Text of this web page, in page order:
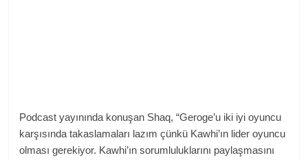
Podcast yayınında konuşan Shaq, “Geroge’u iki iyi oyuncu
karşısında takaslamaları lazım çünkü Kawhi’ın lider oyuncu
olması gerekiyor. Kawhi’ın sorumluluklarını paylaşmasını